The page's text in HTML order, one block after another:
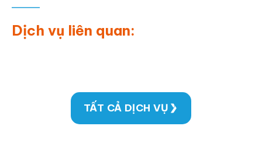
Dịch vụ liên quan:
TẤT CẢ DỊCH VỤ